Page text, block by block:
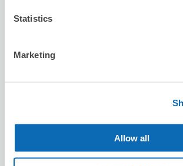
Statistics
Marketing
Allow all
スーツケースサイズ
この店舗を予約する